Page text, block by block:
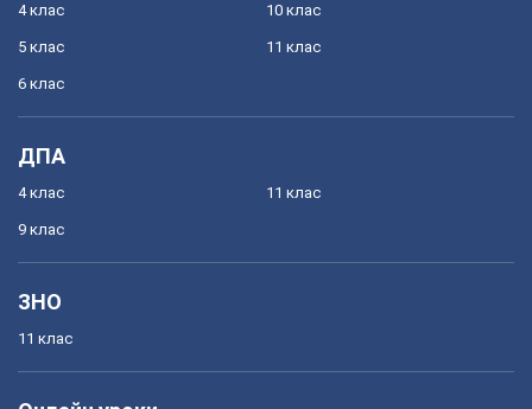
4 клас
5 клас
6 клас
10 клас
11 клас
ДПА
4 клас
9 клас
11 клас
ЗНО
11 клас